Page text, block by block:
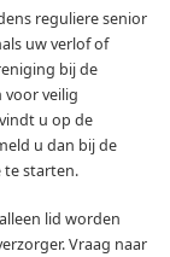
reguliere senior
uw verlof of
bij de
veilig
u op de
u dan bij de
te starten.
lid worden
Vraag naar